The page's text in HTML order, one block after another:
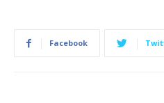
Facebook